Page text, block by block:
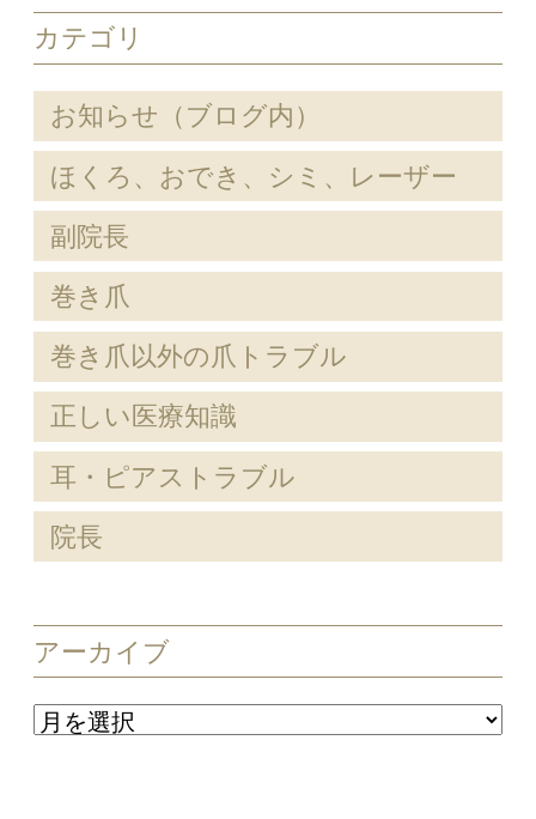
カテゴリ
お知らせ（ブログ内）
ほくろ、おでき、シミ、レーザー
副院長
巻き爪
巻き爪以外の爪トラブル
正しい医療知識
耳・ピアストラブル
院長
アーカイブ